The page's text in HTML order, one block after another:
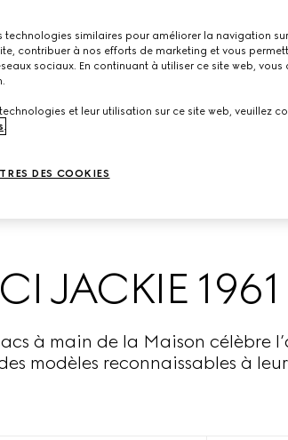
JACKIE 1961
à main de la Maison célèbre
modèles reconnaissables à
technologies similaires pour améliorer la navigation sur
contribuer à nos efforts de marketing et vous
sociaux. En continuant à utiliser ce site web, vous
et leur utilisation sur ce site web, veuillez
DES COOKIES